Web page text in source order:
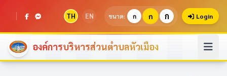
TH EN ขนาด: ก ก ก Login
องค์การบริหารส่วนตำบลหัวเมือง